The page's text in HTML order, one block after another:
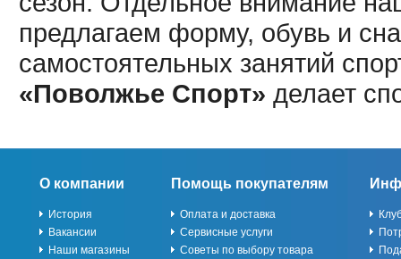
предлагаем форму, обувь и
самостоятельных занятий
«Поволжье Спорт» делает
О компании
История
Вакансии
Наши магазины
Помощь покупателям
Оплата и доставка
Сервисные услуги
Советы по выбору товара